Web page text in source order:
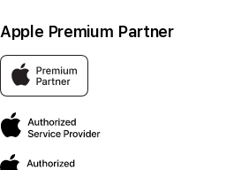
Apple Premium Partner